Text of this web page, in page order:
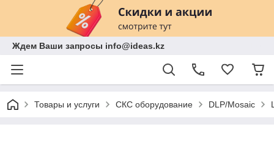
Ждем Ваши запросы info@ideas.kz
Товары и услуги СКС оборудование DLP/Mosaic